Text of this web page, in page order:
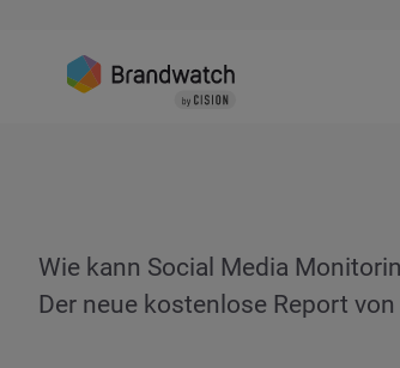
Wie kann Social Media
Der neue kostenlose Report